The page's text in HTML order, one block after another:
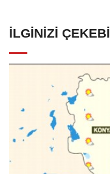
İLGINIZI